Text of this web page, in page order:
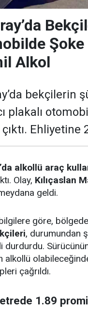
Alkol
bekçilerin
plakalı
Ehliyetine
alkollü araç
Olay, Kılıçaslan
geldi.
göre,
, durumundan
durdurdu.
alkollü
çağrıldı.
1.89